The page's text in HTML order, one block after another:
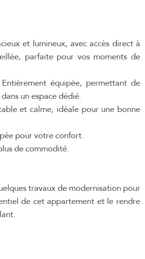
et lumineux, avec accès direct à
parfaite pour vos moments de
équipée, permettant de
un espace dédié.
et calme, idéale pour une bonne
pour votre confort.
de commodité.
travaux de modernisation pour
de cet appartement et le rendre